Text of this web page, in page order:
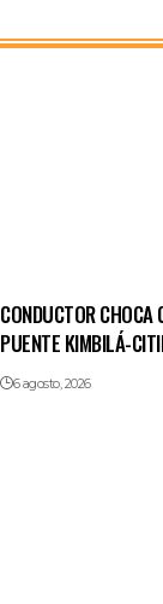
CONDUCTOR
PUENTE KIMBILÁ-
6 agosto, 2026